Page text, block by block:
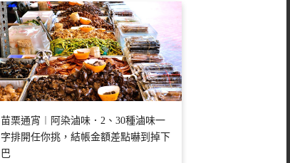
苗栗通宵︱阿染滷味．2、30種滷味一
字排開任你挑，結帳金額差點嚇到掉下
巴